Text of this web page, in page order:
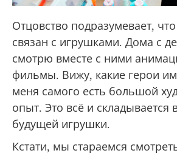
Отцовство подразумевает,
связан с игрушками. Дома с
смотрю вместе с ними
фильмы. Вижу, какие герои им
меня самого есть большой
опыт. Это всё и складывается
будущей игрушки.
Кстати, мы стараемся